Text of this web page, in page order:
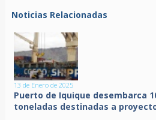
Noticias Relacionadas
13 de Enero de 2025
Puerto de Iquique desembarca
toneladas destinadas a